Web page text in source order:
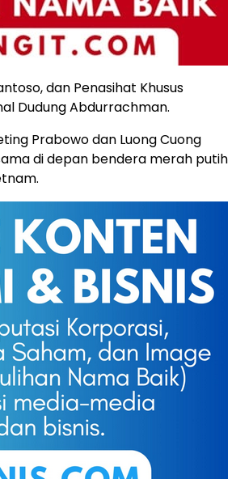
dan Penasihat Khusus
Dudung Abdurrachman.
Prabowo dan Luong Cuong
di depan bendera merah putih